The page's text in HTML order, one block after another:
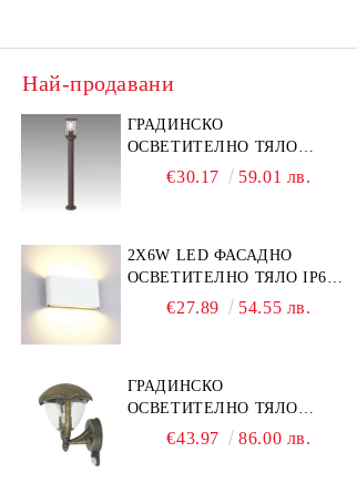
Най-продавани
ГРАДИНСКО
ОСВЕТИТЕЛНО ТЯЛО
BUDAPEST 1 Х Е27, КАФЯВ
€30.17 59.01 лв.
2Х6W LED ФАСАДНО
ОСВЕТИТЕЛНО ТЯЛО IP65
4000K АЛУМИНИЙ / БЯЛ
€27.89 54.55 лв.
ГРАДИНСКО
ОСВЕТИТЕЛНО ТЯЛО
MIAMI 1 Х Е27, АНТИЧНО
€43.97 86.00 лв.